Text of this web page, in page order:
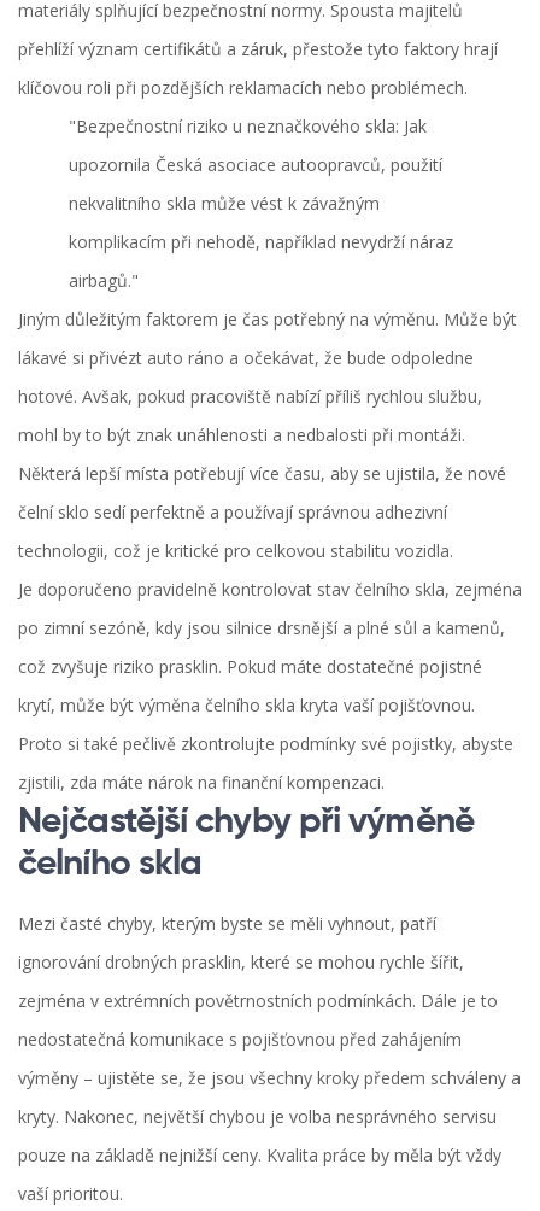
materiály splňující bezpečnostní normy. Spousta majitelů
přehlíží význam certifikátů a záruk, přestože tyto faktory hrají
klíčovou roli při pozdějších reklamacích nebo problémech.
"Bezpečnostní riziko u neznačkového skla: Jak
upozornila Česká asociace autoopravců, použití
nekvalitního skla může vést k závažným
komplikacím při nehodě, například nevydrží náraz
airbagů."
Jiným důležitým faktorem je čas potřebný na výměnu. Může být
lákavé si přivézt auto ráno a očekávat, že bude odpoledne
hotové. Avšak, pokud pracoviště nabízí příliš rychlou službu,
mohl by to být znak unáhlenosti a nedbalosti při montáži.
Některá lepší místa potřebují více času, aby se ujistila, že nové
čelní sklo sedí perfektně a používají správnou adhezivní
technologii, což je kritické pro celkovou stabilitu vozidla.
Je doporučeno pravidelně kontrolovat stav čelního skla, zejména
po zimní sezóně, kdy jsou silnice drsnější a plné sůl a kamenů,
což zvyšuje riziko prasklin. Pokud máte dostatečné pojistné
krytí, může být výměna čelního skla kryta vaší pojišťovnou.
Proto si také pečlivě zkontrolujte podmínky své pojistky, abyste
zjistili, zda máte nárok na finanční kompenzaci.
Nejčastější chyby při výměně
čelního skla
Mezi časté chyby, kterým byste se měli vyhnout, patří
ignorování drobných prasklin, které se mohou rychle šířit,
zejména v extrémních povětrnostních podmínkách. Dále je to
nedostatečná komunikace s pojišťovnou před zahájením
výměny – ujistěte se, že jsou všechny kroky předem schváleny a
kryty. Nakonec, největší chybou je volba nesprávného servisu
pouze na základě nejnižší ceny. Kvalita práce by měla být vždy
vaší prioritou.